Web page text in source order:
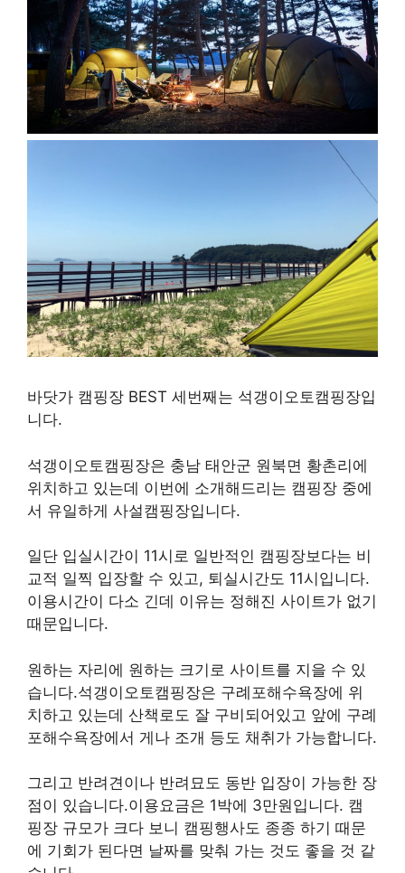
바닷가 캠핑장 BEST 세번째는 석갱이오토캠핑장입
니다.
석갱이오토캠핑장은 충남 태안군 원북면 황촌리에
위치하고 있는데 이번에 소개해드리는 캠핑장 중에
서 유일하게 사설캠핑장입니다.
일단 입실시간이 11시로 일반적인 캠핑장보다는 비
교적 일찍 입장할 수 있고, 퇴실시간도 11시입니다.
이용시간이 다소 긴데 이유는 정해진 사이트가 없기
때문입니다.
원하는 자리에 원하는 크기로 사이트를 지을 수 있
습니다.석갱이오토캠핑장은 구례포해수욕장에 위
치하고 있는데 산책로도 잘 구비되어있고 앞에 구례
포해수욕장에서 게나 조개 등도 채취가 가능합니다.
그리고 반려견이나 반려묘도 동반 입장이 가능한 장
점이 있습니다.이용요금은 1박에 3만원입니다. 캠
핑장 규모가 크다 보니 캠핑행사도 종종 하기 때문
에 기회가 된다면 날짜를 맞춰 가는 것도 좋을 것 같